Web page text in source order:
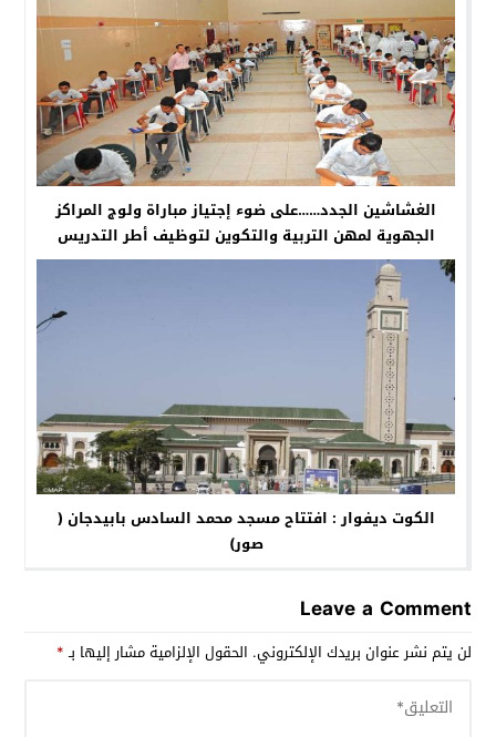
الغشاشين الجدد……على ضوء إجتياز مباراة ولوج المراكز
الجهوية لمهن التربية والتكوين لتوظيف أطر التدريس
والأطر المختصة
الكوت ديفوار : افتتاح مسجد محمد السادس بابيدجان (
صور)
Leave a Comment
لن يتم نشر عنوان بريدك الإلكتروني. الحقول الإلزامية مشار إليها بـ*